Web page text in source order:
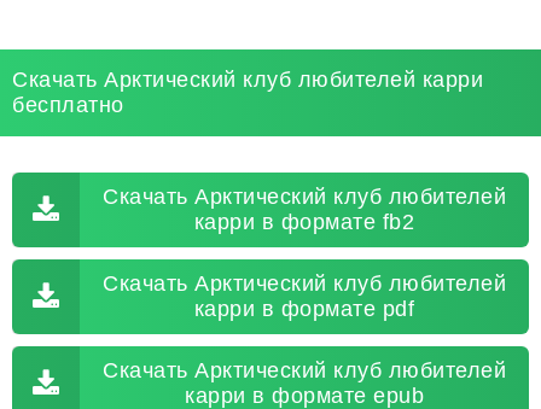
Скачать Арктический клуб любителей карри
бесплатно
Скачать Арктический клуб любителей
карри в формате fb2
Скачать Арктический клуб любителей
карри в формате pdf
Скачать Арктический клуб любителей
карри в формате epub